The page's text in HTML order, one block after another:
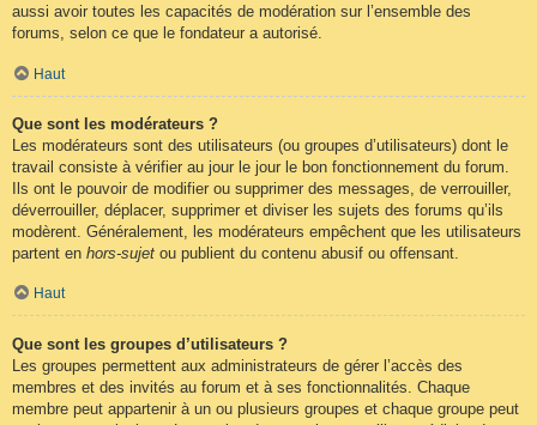
aussi avoir toutes les capacités de modération sur l’ensemble des
forums, selon ce que le fondateur a autorisé.
Haut
Que sont les modérateurs ?
Les modérateurs sont des utilisateurs (ou groupes d’utilisateurs) dont le
travail consiste à vérifier au jour le jour le bon fonctionnement du forum.
Ils ont le pouvoir de modifier ou supprimer des messages, de verrouiller,
déverrouiller, déplacer, supprimer et diviser les sujets des forums qu’ils
modèrent. Généralement, les modérateurs empêchent que les utilisateurs
partent en hors-sujet ou publient du contenu abusif ou offensant.
Haut
Que sont les groupes d’utilisateurs ?
Les groupes permettent aux administrateurs de gérer l’accès des
membres et des invités au forum et à ses fonctionnalités. Chaque
membre peut appartenir à un ou plusieurs groupes et chaque groupe peut